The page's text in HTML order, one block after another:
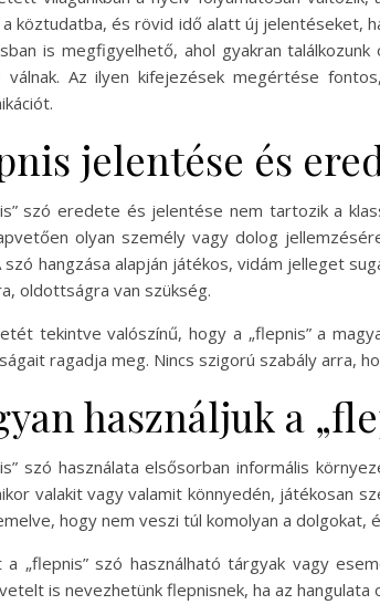
köztudatba, és rövid idő alatt új jelentéseket,
is megfigyelhető, ahol gyakran
válnak. Az ilyen kifejezések megértése
jelentése és
szó eredete és jelentése nem tartozik a
olyan személy vagy dolog
szó hangzása alapján játékos, vidám jelleget
oldottságra van szükség.
tekintve valószínű, hogy a „flepnis” a
ragadja meg. Nincs szigorú szabály arra,
használjuk a
szó használata elsősorban informális
valakit vagy valamit könnyedén, játékosan
hogy nem veszi túl komolyan a dolgokat,
a „flepnis” szó használható tárgyak vagy
is nevezhetünk flepnisnek, ha az hangulata